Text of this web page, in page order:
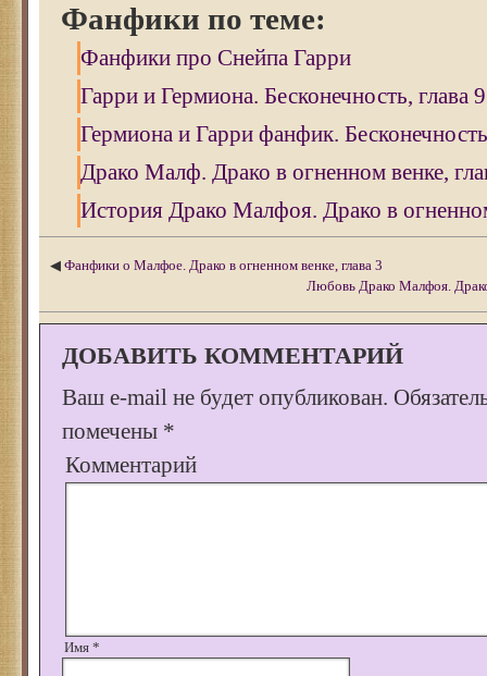
Фанфики по теме:
Фанфики про Снейпа Гарри
Гарри и Гермиона. Бесконечность, глава 9
Гермиона и Гарри фанфик.
Драко Малф. Драко в огненном венке,
История Драко Малфоя. Драко в
◀ Фанфики о Малфое. Драко в огненном венке, глава 3
Любовь Драко Малфоя.
ДОБАВИТЬ КОММЕНТАРИЙ
Ваш e-mail не будет опубликован.
помечены *
Комментарий
Имя *